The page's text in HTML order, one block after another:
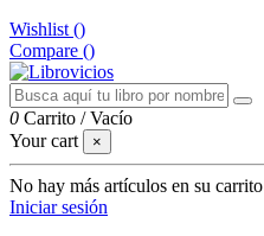
Wishlist ()
Compare ()
0 Carrito /Vacío
Your cart
×
No hay más artículos en su carrito
Iniciar sesión